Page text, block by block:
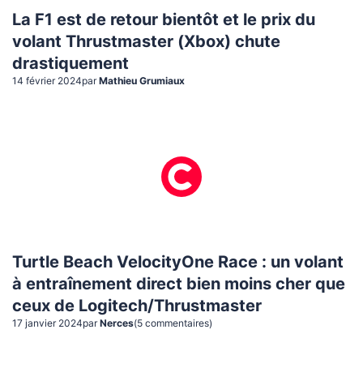
La F1 est de retour bientôt et le prix du
volant Thrustmaster (Xbox) chute
drastiquement
14 février 2024par Mathieu Grumiaux
Turtle Beach VelocityOne Race : un volant
à entraînement direct bien moins cher que
ceux de Logitech/Thrustmaster
17 janvier 2024par Nerces(5 commentaires)